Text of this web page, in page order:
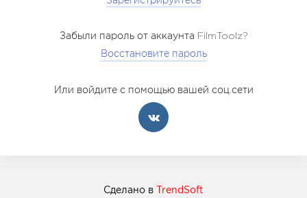
Забыли пароль от аккаунта FilmToolz?
Восстановите пароль
Или войдите с помощью вашей соц.сети
Сделано в TrendSoft